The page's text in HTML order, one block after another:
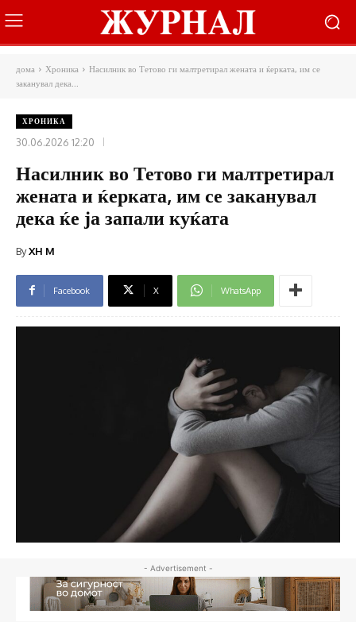
дома Хроника
Насилник во Тетово ги малтретирал жената и ќерката, им се
заканувал дека...
ХРОНИКА
30.06.2026 12:20
Насилник во Тетово ги малтретирал
жената и ќерката, им се заканувал
дека ќе ја запали куќата
ByXH M
Facebook X WhatsApp
- Advertisement -